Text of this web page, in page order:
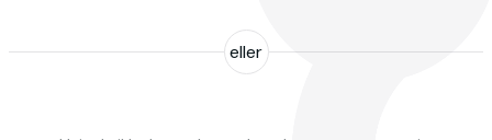
eller